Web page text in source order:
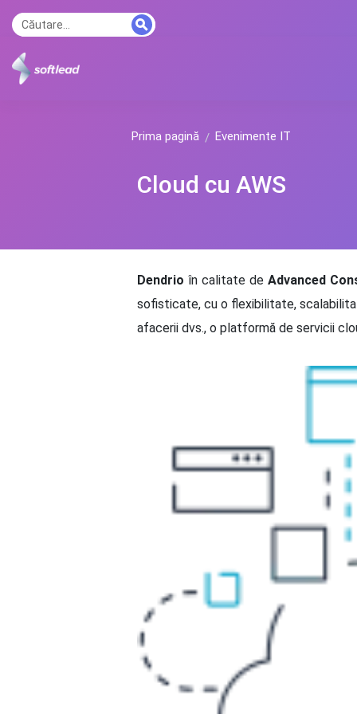
Prima pagină Evenimente IT
Cloud cu AWS
Dendrio în calitate deAdvanced
sofisticate, cu o flexibilitate,
afacerii dvs., o platformă de servicii